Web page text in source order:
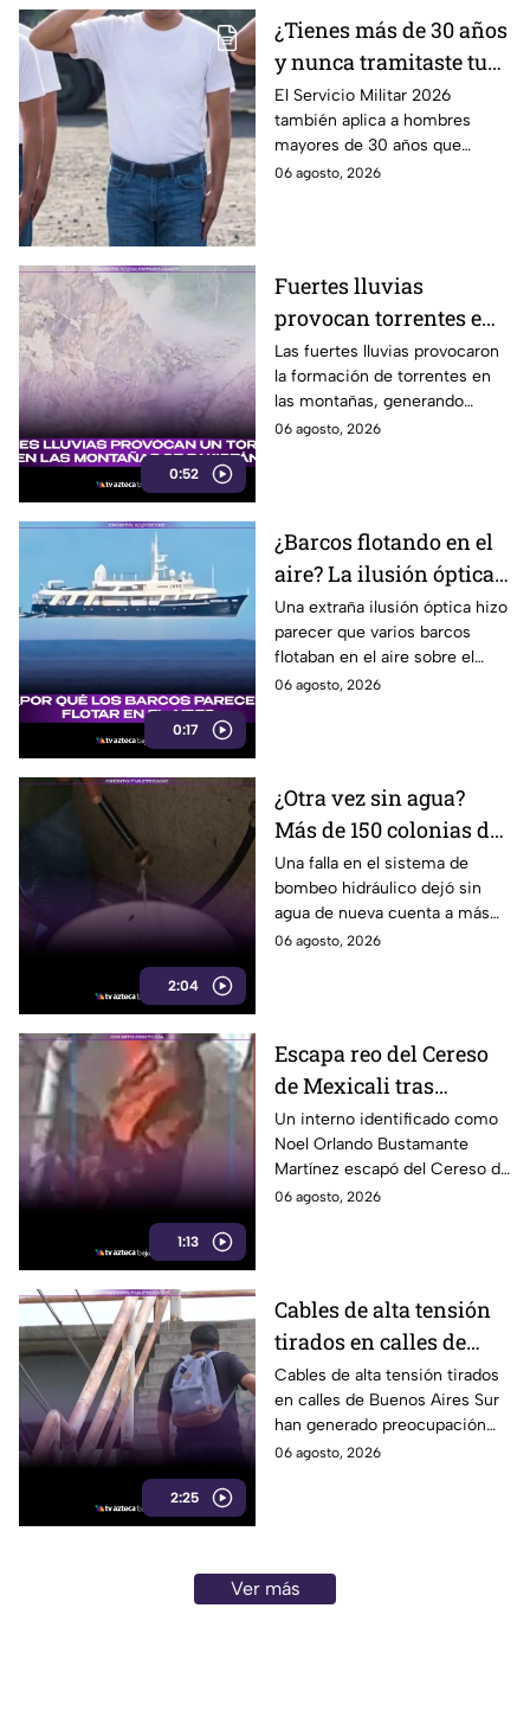
¿Tienes más de 30 años
y nunca tramitaste tu
cartilla militar? Te
pueden llamar para
hacer servicio en Baja
California
El Servicio Militar 2026
también aplica a hombres
mayores de 30 años que
nunca tramitaron su cartilla. Te
06 agosto, 2026
0:52
Fuertes lluvias
provocan torrentes e
inundaciones en una
región montañosa
Las fuertes lluvias provocaron
la formación de torrentes en
las montañas, generando
inundaciones y afectaciones
06 agosto, 2026
0:17
¿Barcos flotando en el
aire? La ilusión óptica
que sorprendió a
usuarios en redes
sociales
Una extraña ilusión óptica hizo
parecer que varios barcos
flotaban en el aire sobre el
mar, pero el fenómeno fue
06 agosto, 2026
2:04
¿Otra vez sin agua?
Más de 150 colonias de
Tijuana enfrentan
cortes por falla de
CESPT
Una falla en el sistema de
bombeo hidráulico dejó sin
agua de nueva cuenta a más
de 150 colonias de Tijuana,
06 agosto, 2026
1:13
Escapa reo del Cereso
de Mexicali tras
audiencia inicial; fue
localizado horas
después
Un interno identificado como
Noel Orlando Bustamante
Martínez escapó del Cereso de
Mexicali tras una audiencia
06 agosto, 2026
2:25
Cables de alta tensión
tirados en calles de
Buenos Aires Sur
representan un riesgo
para peatones en
Tijuana
Cables de alta tensión tirados
en calles de Buenos Aires Sur
han generado preocupación
entre vecinos, luego de que un
06 agosto, 2026
Ver más